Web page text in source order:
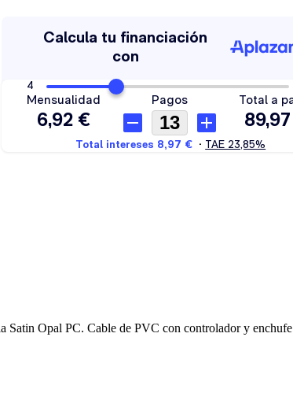
Satin Opal PC. Cable de PVC con controlador y enchufe